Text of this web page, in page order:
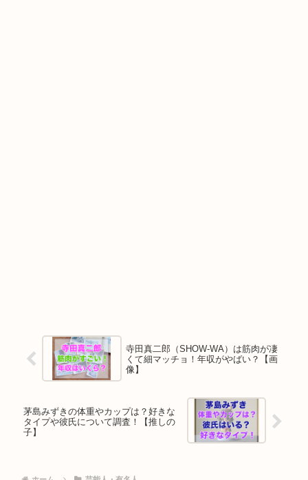
寺田真二郎（SHOW-WA）は筋肉が凄
くて細マッチョ！年収がやばい？【画
像】
茅島みずきの体重やカップは？好きな
タイプや彼氏について調査！【推しの
子】